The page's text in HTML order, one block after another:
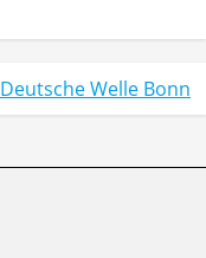
Deutsche Welle Bonn